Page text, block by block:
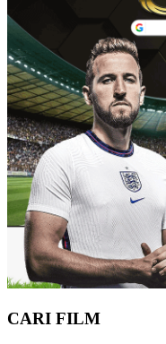
CARI FILM